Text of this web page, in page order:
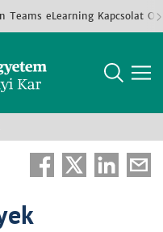
Teams eLearning Kapcsolat